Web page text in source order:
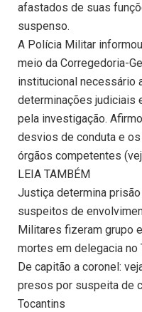
afastados de suas
suspenso.
A Polícia Militar
meio da Corregedoria-
institucional necessário
determinações judiciais
pela investigação.
desvios de conduta e
órgãos competentes
LEIA TAMBÉM
Justiça determina
suspeitos de
Militares fizeram grupo
mortes em delegacia no
De capitão a coronel:
presos por suspeita de
Tocantins